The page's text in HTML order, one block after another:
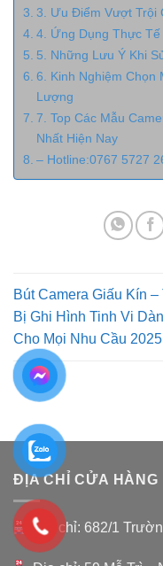
3. Ưu Điểm Vượt Trội
4. Ứng Dụng Thực Tế
5. Những Lưu Ý Khi
6. Kinh Nghiệm Chọn
Lượng
7. Top Các Mẫu
Nhất Hiện Nay
– Hotline:0767 5727
Bút Camera Giấu Kín –
Bị Ghi Hình Tinh Vi
Cho Mọi Nhu Cầu 2025
ĐỊA CHỈ CỬA HÀNG
Địa chỉ: 682/1